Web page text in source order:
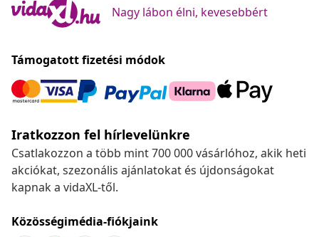
Nagy lábon élni, kevesebbért
Támogatott fizetési módok
Iratkozzon fel hírlevelünkre
Csatlakozzon a több mint 700 000 vásárlóhoz, akik heti
akciókat, szezonális ajánlatokat és újdonságokat
kapnak a vidaXL-től.
Közösségimédia-fiókjaink